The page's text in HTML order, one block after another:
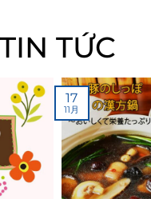
TIN TỨC
17
11月